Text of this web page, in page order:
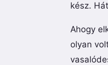
kész.
Ahogy
olyan